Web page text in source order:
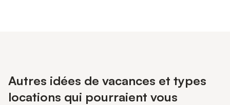
Autres idées de vacances et types
locations qui pourraient vous